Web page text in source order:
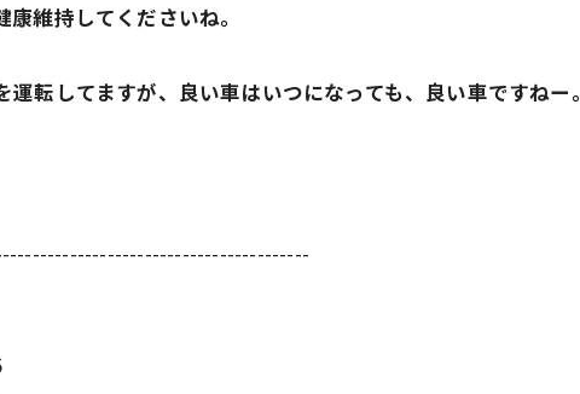
維持してくださいね。
転してますが、良い車はいつになっても、良い車ですねー。